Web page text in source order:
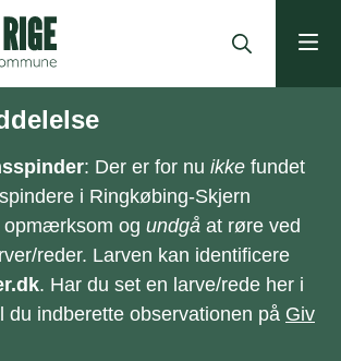
: Der er for nu ikke fundet
i Ringkøbing-Skjern
og undgå at røre ved
reder. Larven kan identificere
. Har du set en larve/rede her i
du indberette observationen på Giv